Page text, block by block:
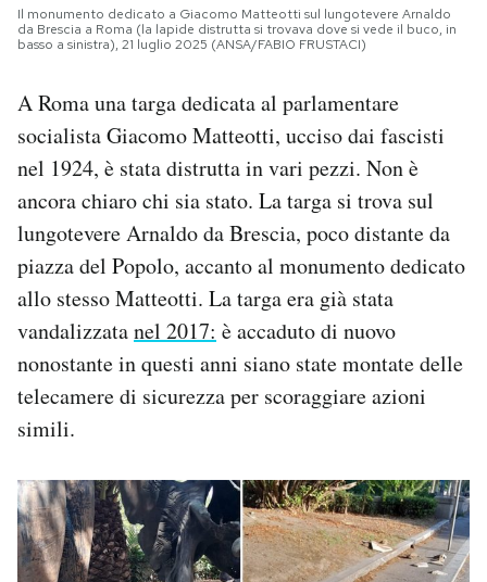
I MIEI PREFERITI
SHOP
CALENDARIO
AREA PERSONALE
Area Personale
Newsletter
Notifiche mobile
Regala il Post
Hai bisogno di aiuto?
Esci
Il monumento dedicato a Giacomo Matteotti sul lungotevere Arnaldo
da Brescia a Roma (la lapide distrutta si trovava dove si vede il buco, in
basso a sinistra), 21 luglio 2025 (ANSA/FABIO FRUSTACI)
A Roma una targa dedicata al parlamentare
socialista Giacomo Matteotti, ucciso dai fascisti
nel 1924, è stata distrutta in vari pezzi. Non è
ancora chiaro chi sia stato. La targa si trova sul
lungotevere Arnaldo da Brescia, poco distante da
piazza del Popolo, accanto al monumento dedicato
allo stesso Matteotti. La targa era già stata
vandalizzatanel 2017: è accaduto di nuovo
nonostante in questi anni siano state montate delle
telecamere di sicurezza per scoraggiare azioni
simili.